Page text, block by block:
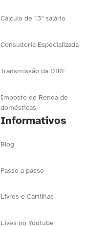
Cálculo de 13º salário
Consultoria Especializada
Transmissão da DIRF
Imposto de Renda de
domésticas
Informativos
Blog
Passo a passo
Livros e Cartilhas
Lives no Youtube